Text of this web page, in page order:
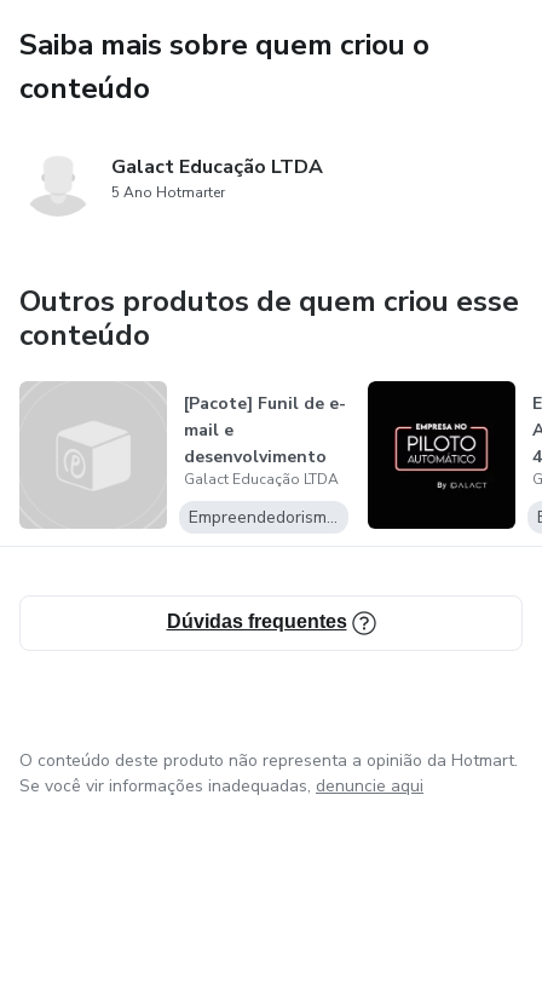
Saiba mais sobre quem criou o
conteúdo
Galact Educação LTDA
5 Ano Hotmarter
Outros produtos de quem criou esse
conteúdo
[Pacote] Funil de e-
mail e
desenvolvimento
de produtos
Galact Educação LTDA
Empreendedorismo Digital
Dúvidas frequentes
O conteúdo deste produto não representa a opinião da Hotmart.
Se você vir informações inadequadas, denuncie aqui